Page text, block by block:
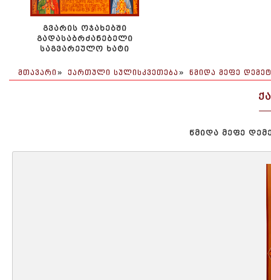
ᲒᲕᲐᲠᲘᲡ ᲝᲯᲐᲮᲔᲑᲨᲘ
ᲒᲐᲓᲐᲡᲐᲑᲠᲫᲐᲜᲔᲑᲔᲚᲘ
ᲡᲐᲒᲕᲐᲠᲔᲣᲚᲝ ᲮᲐᲢᲘ
ᲛᲗᲐᲕᲐᲠᲘ » ᲥᲐᲠᲗᲣᲚᲘ ᲡᲣᲚᲘᲡᲙᲕᲔᲗᲔᲑᲐ » ᲬᲛᲘᲓᲐ ᲛᲔᲤᲔ
ᲬᲛᲘᲓᲐ ᲛᲔᲤᲔ